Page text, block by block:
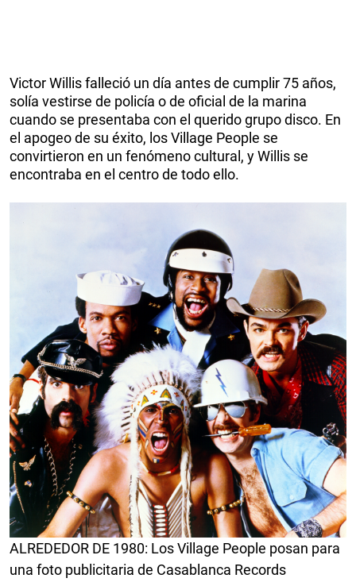
Victor Willis falleció un día antes de cumplir 75 años,
solía vestirse de policía o de oficial de la marina
cuando se presentaba con el querido grupo disco. En
el apogeo de su éxito, los Village People se
convirtieron en un fenómeno cultural, y Willis se
encontraba en el centro de todo ello.
ALREDEDOR DE 1980: Los Village People posan para
una foto publicitaria de Casablanca Records